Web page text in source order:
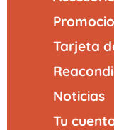
Tarjeta
Noticias
Tu